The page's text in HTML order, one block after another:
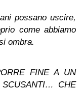
possano uscire,
come abbiamo
ombra.
FINE A UN
SCUSANTI… CHE